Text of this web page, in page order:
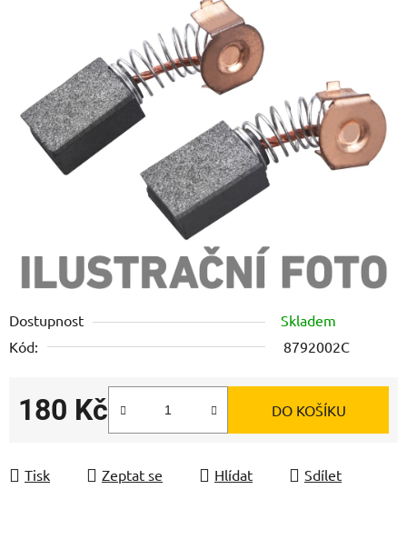
Dostupnost
Skladem
Kód:
8792002C
180 Kč DO KOŠÍKU
Tisk Zeptat se Hlídat Sdílet
hvězdiček.